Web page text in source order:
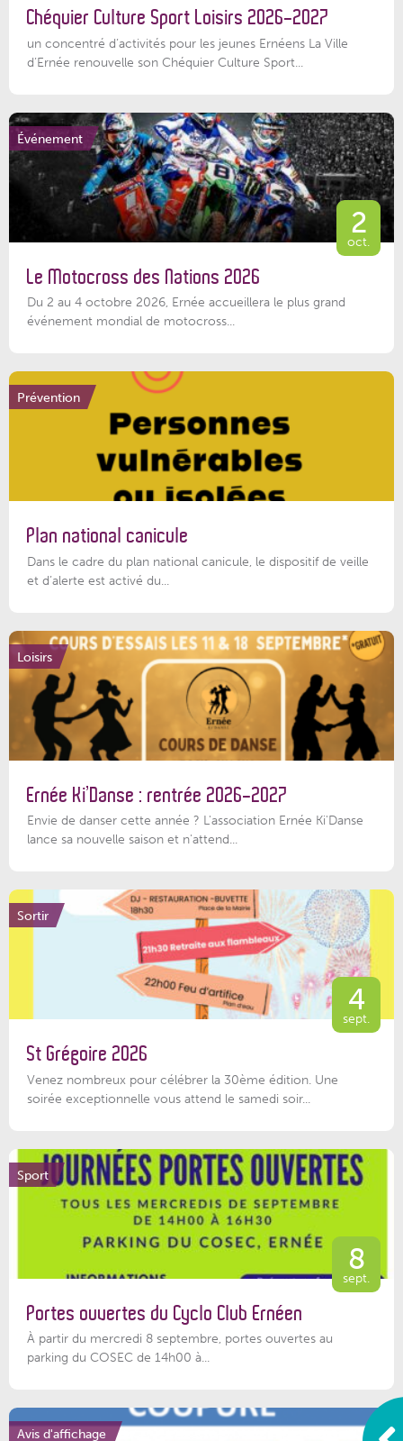
Chéquier Culture Sport Loisirs 2026-2027
un concentré d’activités pour les jeunes Ernéens La Ville
d’Ernée renouvelle son Chéquier Culture Sport...
Événement
2
oct.
Le Motocross des Nations 2026
Du 2 au 4 octobre 2026, Ernée accueillera le plus grand
événement mondial de motocross...
Prévention
Plan national canicule
Dans le cadre du plan national canicule, le dispositif de veille
et d’alerte est activé du...
Loisirs
Ernée Ki’Danse : rentrée 2026-2027
Envie de danser cette année ? L'association Ernée Ki'Danse
lance sa nouvelle saison et n'attend...
Sortir
4
sept.
St Grégoire 2026
Venez nombreux pour célébrer la 30ème édition. Une
soirée exceptionnelle vous attend le samedi soir...
Sport
8
sept.
Portes ouvertes du Cyclo Club Ernéen
À partir du mercredi 8 septembre, portes ouvertes au
parking du COSEC de 14h00 à...
Avis d'affichage